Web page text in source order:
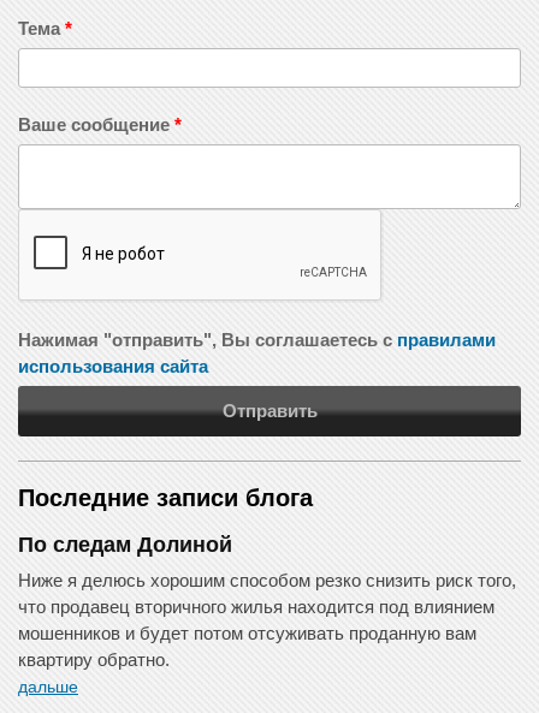
Тема *
Ваше сообщение *
Нажимая "отправить", Вы соглашаетесь с правилами
использования сайта
Отправить
Последние записи блога
По следам Долиной
Ниже я делюсь хорошим способом резко снизить риск того,
что продавец вторичного жилья находится под влиянием
мошенников и будет потом отсуживать проданную вам
квартиру обратно.
дальше